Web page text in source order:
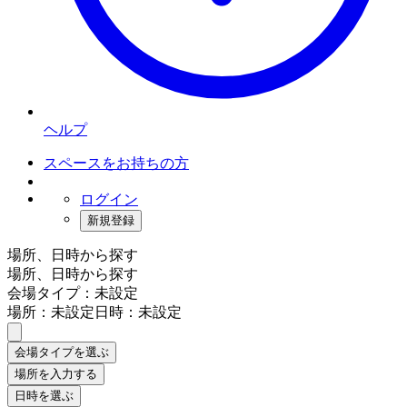
ヘルプ
スペースをお持ちの方
ログイン
新規登録
場所、日時から探す
場所、日時から探す
会場タイプ：未設定
場所：未設定日時：未設定
会場タイプを選ぶ
場所を入力する
日時を選ぶ